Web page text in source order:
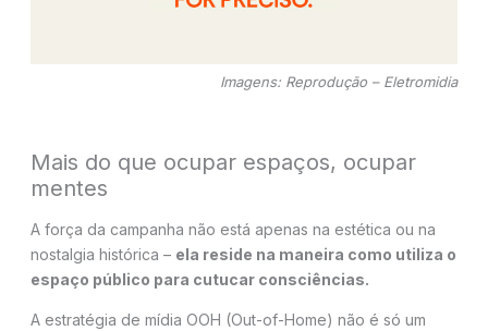
Imagens: Reprodução – Eletromidia
Mais do que ocupar espaços, ocupar
mentes
A força da campanha não está apenas na estética ou na
nostalgia histórica – ela reside na maneira como utiliza o
espaço público para cutucar consciências.
A estratégia de mídia OOH (Out-of-Home) não é só um